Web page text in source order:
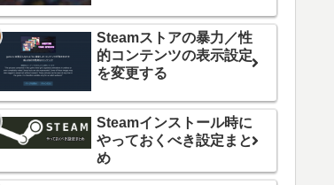
Steamストアの暴力／性
的コンテンツの表示設定
を変更する
Steamインストール時に
やっておくべき設定まと
め